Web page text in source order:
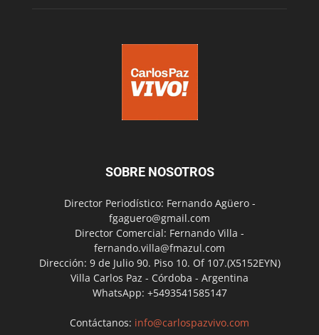
SOBRE NOSOTROS
Director Periodístico: Fernando Agüero -
fgaguero@gmail.com
Director Comercial: Fernando Villa -
fernando.villa@fmazul.com
Dirección: 9 de Julio 90. Piso 10. Of 107.(X5152EYN)
Villa Carlos Paz - Córdoba - Argentina
WhatsApp: +5493541585147
Contáctanos: info@carlospazvivo.com